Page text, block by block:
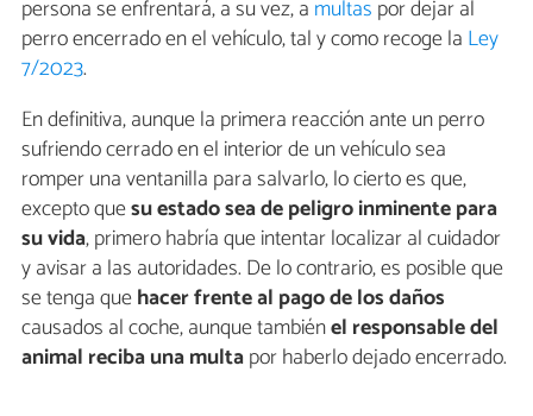
persona se enfrentará, a su vez, a multas por dejar al
perro encerrado en el vehículo, tal y como recoge la Ley
7/2023.
En definitiva, aunque la primera reacción ante un perro
sufriendo cerrado en el interior de un vehículo sea
romper una ventanilla para salvarlo, lo cierto es que,
excepto quesu estado sea de peligro inminente para
su vida, primero habría que intentar localizar al cuidador
y avisar a las autoridades. De lo contrario, es posible que
se tenga quehacer frente al pago de los daños
causados al coche, aunque tambiénel responsable del
animal reciba una multapor haberlo dejado encerrado.